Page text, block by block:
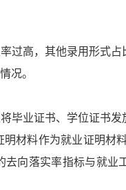
过高，其他录用形式
况。
毕业证书、学位证书
材料作为就业证明材
向落实率指标与就业